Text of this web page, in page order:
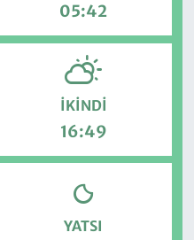
05:42
İKINDI
16:49
YATSI